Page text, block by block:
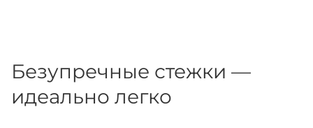
Безупречные стежки —
идеально легко